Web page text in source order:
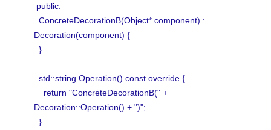
public:
ConcreteDecorationB(Object* component) :
Decoration(component) {
}
std::string Operation() const override {
return "ConcreteDecorationB(" +
Decoration::Operation() + ")";
}